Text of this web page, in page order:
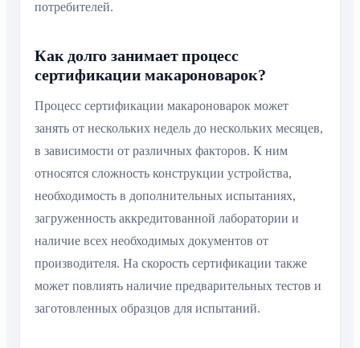
потребителей.
Как долго занимает процесс
сертификации макароноварок?
Процесс сертификации макароноварок может
занять от нескольких недель до нескольких месяцев,
в зависимости от различных факторов. К ним
относятся сложность конструкции устройства,
необходимость в дополнительных испытаниях,
загруженность аккредитованной лаборатории и
наличие всех необходимых документов от
производителя. На скорость сертификации также
может повлиять наличие предварительных тестов и
заготовленных образцов для испытаний.